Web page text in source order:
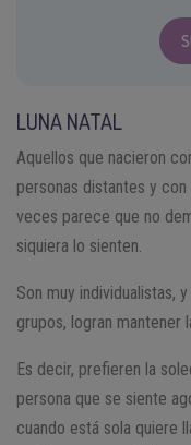
LUNA NATAL
Aquellos que nacieron
personas distantes y
veces parece que no
siquiera lo sienten.
Son muy individualistas,
grupos, logran mantener
Es decir, prefieren la
persona que se siente
cuando está sola quiere